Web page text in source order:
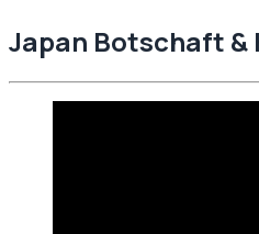
Japan Botschaft &